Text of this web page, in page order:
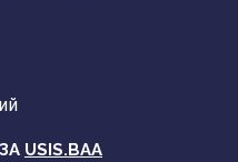
USIS.BAA